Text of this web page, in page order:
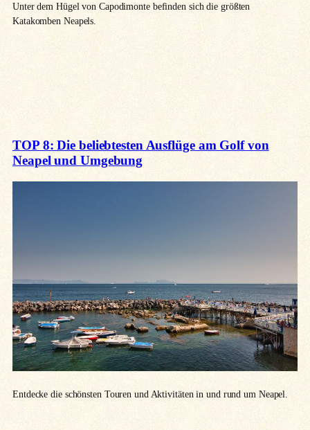
Unter dem Hügel von Capodimonte befinden sich die größten
Katakomben Neapels.
TOP 8: Die beliebtesten Ausflüge am Golf von
Neapel und Umgebung
Entdecke die schönsten Touren und Aktivitäten in und rund um Neapel.